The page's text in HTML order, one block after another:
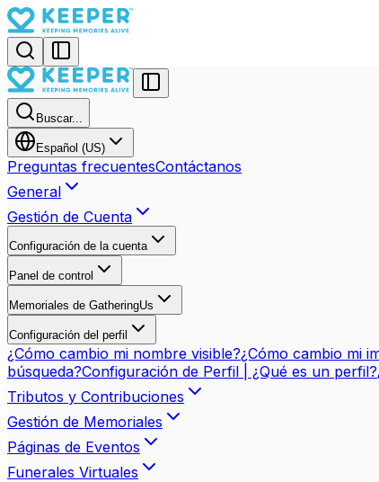
Buscar...
Español (US)
Preguntas frecuentesContáctanos
General
Gestión de Cuenta
Configuración de la cuenta
Panel de control
Memoriales de GatheringUs
Configuración del perfil
¿Cómo cambio mi nombre visible?¿Cómo cambio mi
búsqueda?Configuración de Perfil | ¿Qué es un perfil?
Tributos y Contribuciones
Gestión de Memoriales
Páginas de Eventos
Funerales Virtuales